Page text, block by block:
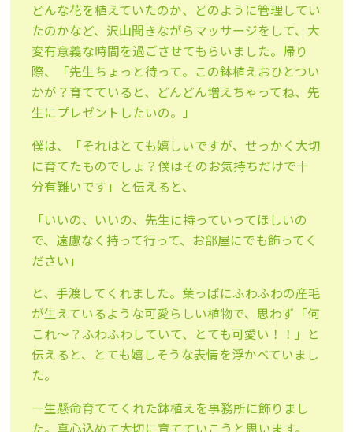
どんな花を植えていたのか、どのように管理してい
たのかなど、沢山聞きながらマッサージをして、大
変有意義な時間を過ごさせてもらいました。帰り
際、「先生ちょっと待って。この鉢植えおひとつい
かが？育てていると、どんどん増えちゃってね、先
生にプレゼントしたいの。」
僕は、「それはとても嬉しいですが、せっかく大切
に育てたものでしょ？僕はそのお気持ちだけで十
分有難いです」と伝えると、
「いいの、いいの、先生に持っていってほしいの
で、遠慮なく持って行って、お部屋にでも飾ってく
ださい」
と、手渡してくれました。葉っぱにふわふわの産毛
が生えているような可愛らしい植物で、思わず「何
これ～？ふわふわしていて、とても可愛い！！」と
伝えると、とても嬉しそうな表情を浮かべていまし
た。
一生懸命育ててくれた鉢植えを事務所に飾りまし